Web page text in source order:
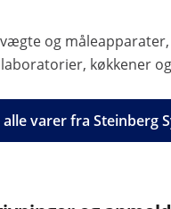
og
køkkener
alle varer fra Steinberg